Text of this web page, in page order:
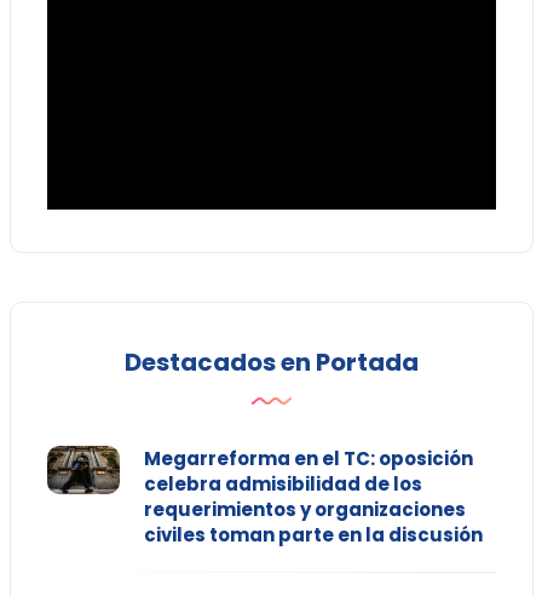
Destacados en Portada
Megarreforma en el TC: oposición
celebra admisibilidad de los
requerimientos y organizaciones
civiles toman parte en la discusión